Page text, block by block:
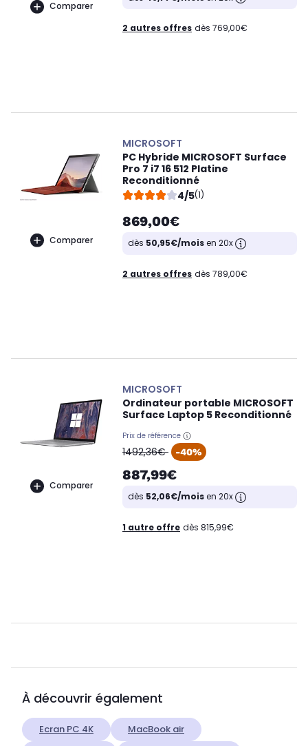
Comparer
2 autres offres dès 769,00€
Comparer
MICROSOFT
PC Hybride MICROSOFT Surface
Pro 7 i7 16 512 Platine
Reconditionné
4/5(1)
869,00€
dès 50,95€/moisen 20x
2 autres offres dès 789,00€
Comparer
MICROSOFT
Ordinateur portable MICROSOFT
Surface Laptop 5 Reconditionné
Prix de référence
oldPrice
1492,36€ -40%
887,99€
dès 52,06€/moisen 20x
1 autre offre dès 815,99€
À découvrir également
Ecran PC 4K
MacBook air